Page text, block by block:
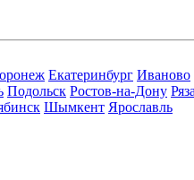
Екатеринбург Иваново
Подольск Ростов-на-Дону
Шымкент Ярославль